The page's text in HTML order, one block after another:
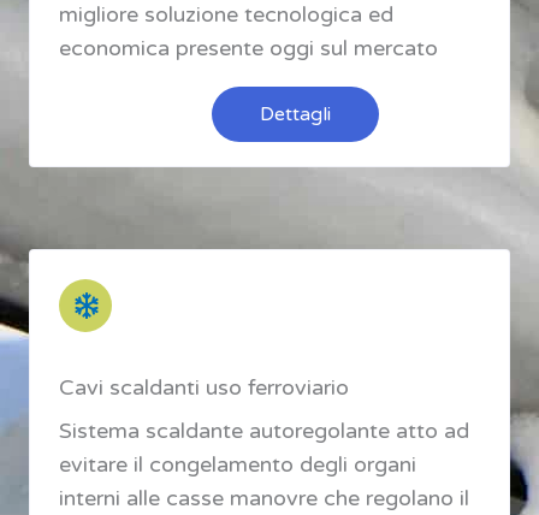
migliore soluzione tecnologica ed
economica presente oggi sul mercato
Dettagli
Cavi scaldanti uso ferroviario
Sistema scaldante autoregolante atto ad
evitare il congelamento degli organi
interni alle casse manovre che regolano il